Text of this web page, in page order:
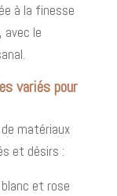
à la finesse
avec le
variés pour
matériaux
et désirs :
et rose